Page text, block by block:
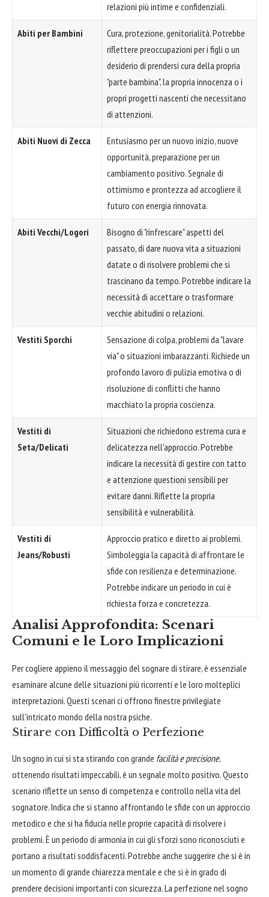
relazioni più intime e confidenziali.
Abiti per Bambini
Cura, protezione, genitorialità. Potrebbe
riflettere preoccupazioni per i figli o un
desiderio di prendersi cura della propria
"parte bambina", la propria innocenza o i
propri progetti nascenti che necessitano
di attenzioni.
Abiti Nuovi di Zecca
Entusiasmo per un nuovo inizio, nuove
opportunità, preparazione per un
cambiamento positivo. Segnale di
ottimismo e prontezza ad accogliere il
futuro con energia rinnovata.
Abiti Vecchi/Logori
Bisogno di "rinfrescare" aspetti del
passato, di dare nuova vita a situazioni
datate o di risolvere problemi che si
trascinano da tempo. Potrebbe indicare la
necessità di accettare o trasformare
vecchie abitudini o relazioni.
Vestiti Sporchi
Sensazione di colpa, problemi da "lavare
via" o situazioni imbarazzanti. Richiede un
profondo lavoro di pulizia emotiva o di
risoluzione di conflitti che hanno
macchiato la propria coscienza.
Vestiti di
Seta/Delicati
Situazioni che richiedono estrema cura e
delicatezza nell'approccio. Potrebbe
indicare la necessità di gestire con tatto
e attenzione questioni sensibili per
evitare danni. Riflette la propria
sensibilità e vulnerabilità.
Vestiti di
Jeans/Robusti
Approccio pratico e diretto ai problemi.
Simboleggia la capacità di affrontare le
sfide con resilienza e determinazione.
Potrebbe indicare un periodo in cui è
richiesta forza e concretezza.
Analisi Approfondita: Scenari
Comuni e le Loro Implicazioni
Per cogliere appieno il messaggio del sognare di stirare, è essenziale
esaminare alcune delle situazioni più ricorrenti e le loro molteplici
interpretazioni. Questi scenari ci offrono finestre privilegiate
sull'intricato mondo della nostra psiche.
Stirare con Difficoltà o Perfezione
Un sogno in cui si sta stirando con grande facilità e precisione,
ottenendo risultati impeccabili, è un segnale molto positivo. Questo
scenario riflette un senso di competenza e controllo nella vita del
sognatore. Indica che si stanno affrontando le sfide con un approccio
metodico e che si ha fiducia nelle proprie capacità di risolvere i
problemi. È un periodo di armonia in cui gli sforzi sono riconosciuti e
portano a risultati soddisfacenti. Potrebbe anche suggerire che si è in
un momento di grande chiarezza mentale e che si è in grado di
prendere decisioni importanti con sicurezza. La perfezione nel sogno